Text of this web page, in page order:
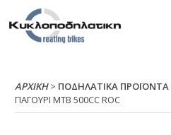
ΑΡΧΙΚΉ> ΠΟΔΗΛΑΤΙΚΑ ΠΡΟΪΟΝΤΑ
ΠΑΓΟΥΡΙ ΜΤΒ 500CC RΟC